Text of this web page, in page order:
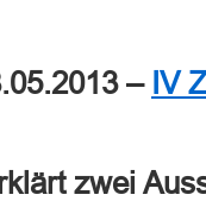
– IV
zwei